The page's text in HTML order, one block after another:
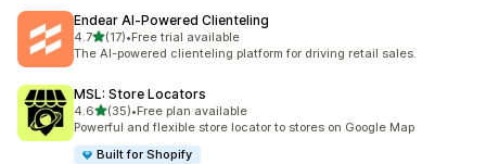
Endear AI‑Powered Clienteling
4.75つ星中
(17)
合計レビュー数：17件
•Free trial available
The AI-powered clienteling platform for driving retail sales.
MSL: Store Locators
4.65つ星中
(35)
合計レビュー数：35件
•Free plan available
Powerful and flexible store locator to stores on Google Map
Built for Shopify